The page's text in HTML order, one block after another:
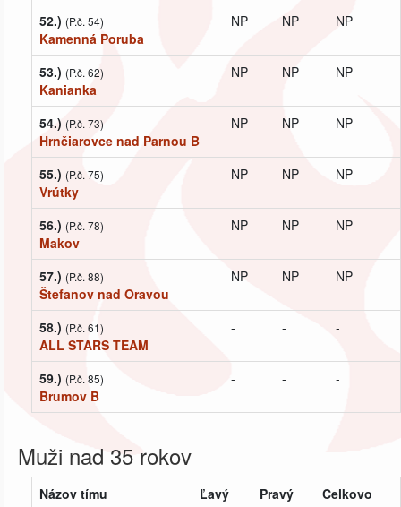
52.) (P.č. 54)
Kamenná Poruba
NP NP NP
53.) (P.č. 62)
Kanianka
NP NP NP
54.) (P.č. 73)
Hrnčiarovce nad Parnou B
NP NP NP
55.) (P.č. 75)
Vrútky
NP NP NP
56.) (P.č. 78)
Makov
NP NP NP
57.) (P.č. 88)
Štefanov nad Oravou
NP NP NP
58.) (P.č. 61)
ALL STARS TEAM
- - -
59.) (P.č. 85)
Brumov B
- - -
Muži nad 35 rokov
Názov tímu Ľavý Pravý
Celkovo